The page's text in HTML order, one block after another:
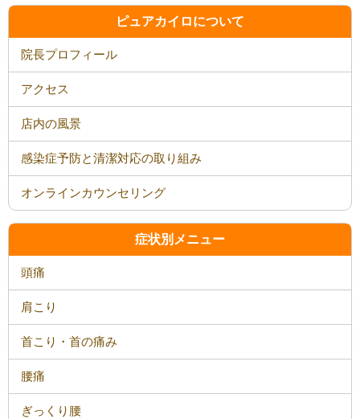
ピュアカイロについて
院長プロフィール
アクセス
店内の風景
感染症予防と清潔対応の取り組み
オンラインカウンセリング
症状別メニュー
頭痛
肩こり
首こり・首の痛み
腰痛
ぎっくり腰